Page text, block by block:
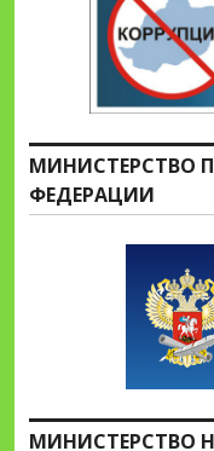
МИНИСТЕРСТВО
ФЕДЕРАЦИИ
МИНИСТЕРСТВО